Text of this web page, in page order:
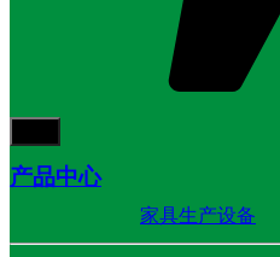
产品中心
家具生产设备